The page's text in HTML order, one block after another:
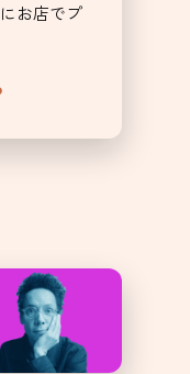
お店でプ